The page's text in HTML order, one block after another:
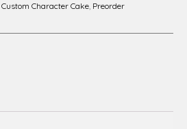
Custom Character Cake, Preorder